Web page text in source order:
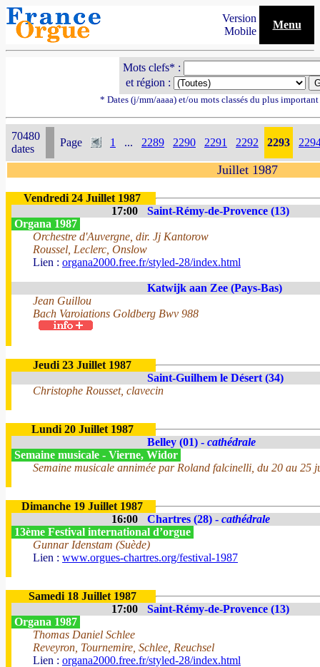
Version
Mobile
Menu
Mots clefs* :
et région :
* Dates (j/mm/aaaa) et/ou mots classés du plus
70480
dates
Page 1 ... 2289 2290 2291 2292 2293
Juillet 1987
Vendredi 24 Juillet 1987
17:00
Saint-Rémy-de-Provence (13)
Organa 1987
Orchestre d'Auvergne, dir. Jj Kantorow
Roussel, Leclerc, Onslow
Lien : organa2000.free.fr/styled-28/index.html
Katwijk aan Zee (Pays-Bas)
Jean Guillou
Bach Varoiations Goldberg Bwv 988
Jeudi 23 Juillet 1987
Saint-Guilhem le Désert (34)
Christophe Rousset, clavecin
Lundi 20 Juillet 1987
Belley (01) - cathédrale
Semaine musicale - Vierne, Widor
Semaine musicale annimée par Roland falcinelli, du 20 au 25
Dimanche 19 Juillet 1987
16:00
Chartres (28) - cathédrale
13ème Festival international d’orgue
Gunnar Idenstam (Suède)
Lien : www.orgues-chartres.org/festival-1987
Samedi 18 Juillet 1987
17:00
Saint-Rémy-de-Provence (13)
Organa 1987
Thomas Daniel Schlee
Reveyron, Tournemire, Schlee, Reuchsel
Lien : organa2000.free.fr/styled-28/index.html